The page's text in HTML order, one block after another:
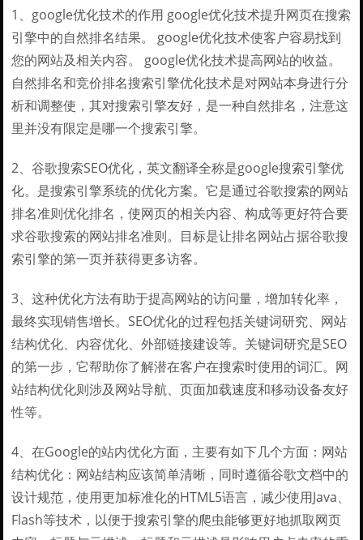
1、google优化技术的作用 google优化技术提升网页在搜索
引擎中的自然排名结果。 google优化技术使客户容易找到
您的网站及相关内容。 google优化技术提高网站的收益。
自然排名和竞价排名搜索引擎优化技术是对网站本身进行分
析和调整使，其对搜索引擎友好，是一种自然排名，注意这
里并没有限定是哪一个搜索引擎。
2、谷歌搜索SEO优化，英文翻译全称是google搜索引擎优
化。是搜索引擎系统的优化方案。它是通过谷歌搜索的网站
排名准则优化排名，使网页的相关内容、构成等更好符合要
求谷歌搜索的网站排名准则。目标是让排名网站占据谷歌搜
索引擎的第一页并获得更多访客。
3、这种优化方法有助于提高网站的访问量，增加转化率，
最终实现销售增长。SEO优化的过程包括关键词研究、网站
结构优化、内容优化、外部链接建设等。关键词研究是SEO
的第一步，它帮助你了解潜在客户在搜索时使用的词汇。网
站结构优化则涉及网站导航、页面加载速度和移动设备友好
性等。
4、在Google的站内优化方面，主要有如下几个方面：网站
结构优化：网站结构应该简单清晰，同时遵循谷歌文档中的
设计规范，使用更加标准化的HTML5语言，减少使用Java、
Flash等技术，以便于搜索引擎的爬虫能够更好地抓取网页